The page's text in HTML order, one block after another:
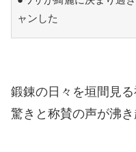
ャンした
鍛錬の日々を垣間見
驚きと称賛の声が沸き